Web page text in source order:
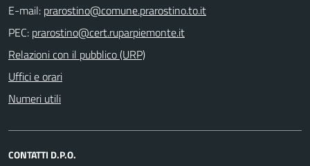
E-mail:
PEC:
Relazioni con il pubblico (URP)
Uffici e orari
Numeri utili
CONTATTI D.P.O.